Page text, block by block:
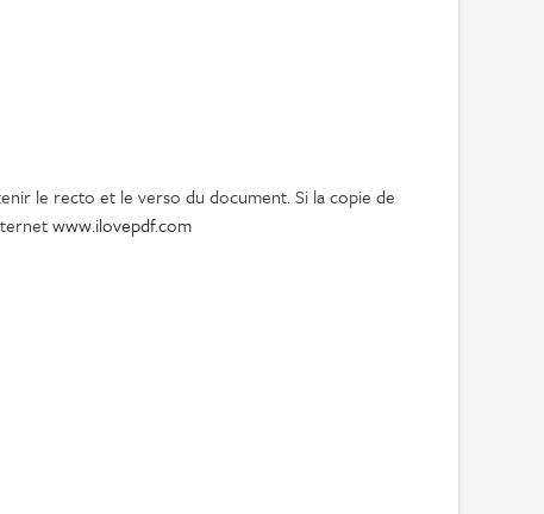
le recto et le verso du document. Si la copie de
www.ilovepdf.com